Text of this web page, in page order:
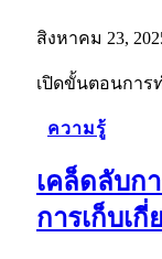
สิงหาคม 23,
เปิดขั้นตอนการ
ความรู้
เคล็ดลับก
การเก็บเกี่